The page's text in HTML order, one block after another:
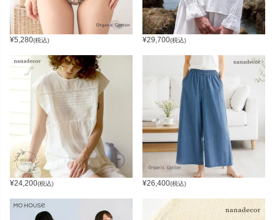
¥5,280(税込) ¥29,700(税込)
¥24,200(税込) ¥26,400(税込)